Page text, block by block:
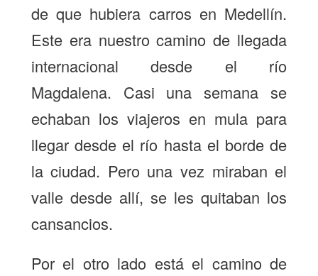
de que hubiera carros en Medellín.
Este era nuestro camino de llegada
internacional desde el río
Magdalena. Casi una semana se
echaban los viajeros en mula para
llegar desde el río hasta el borde de
la ciudad. Pero una vez miraban el
valle desde allí, se les quitaban los
cansancios.
Por el otro lado está el camino de